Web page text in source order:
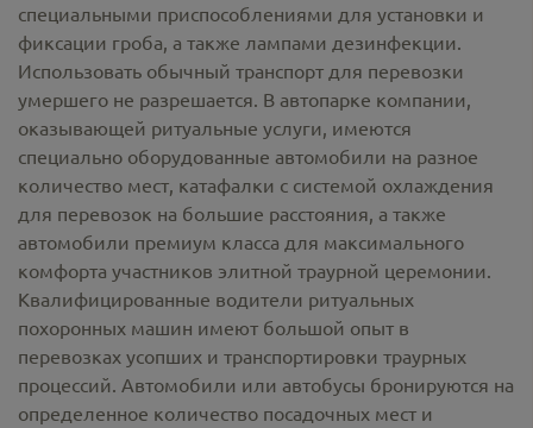
специальными приспособлениями для установки и
фиксации гроба, а также лампами дезинфекции.
Использовать обычный транспорт для перевозки
умершего не разрешается. В автопарке компании,
оказывающей ритуальные услуги, имеются
специально оборудованные автомобили на разное
количество мест, катафалки с системой охлаждения
для перевозок на большие расстояния, а также
автомобили премиум класса для максимального
комфорта участников элитной траурной церемонии.
Квалифицированные водители ритуальных
похоронных машин имеют большой опыт в
перевозках усопших и транспортировки траурных
процессий. Автомобили или автобусы бронируются на
определенное количество посадочных мест и